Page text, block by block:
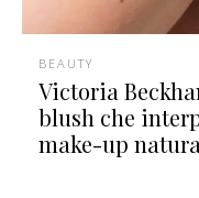
BEAUTY
Victoria
blush che
make-up